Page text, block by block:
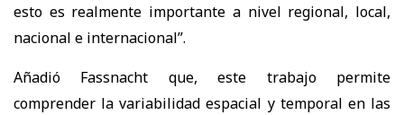
esto es realmente importante a nivel regional, local,
nacional e internacional”.
Añadió Fassnacht que, este trabajo permite
comprender la variabilidad espacial y temporal en las